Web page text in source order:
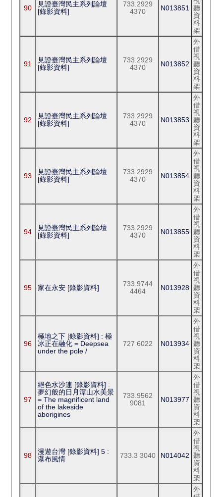
90
見證臺灣民主系列論壇
[錄影資料]
733.2929
4370
N013851
聽
資
料
架
91
見證臺灣民主系列論壇
[錄影資料]
733.2929
4370
N013852
外
借
視
聽
資
料
架
92
見證臺灣民主系列論壇
[錄影資料]
733.2929
4370
N013853
外
借
視
聽
資
料
架
93
見證臺灣民主系列論壇
[錄影資料]
733.2929
4370
N013854
外
借
視
聽
資
料
架
94
見證臺灣民主系列論壇
[錄影資料]
733.2929
4370
N013855
外
借
視
聽
資
料
架
95 家在永安 [錄影資料]
733.9744
4464
N013928
外
借
視
聽
資
料
架
96
極地之下 [錄影資料] : 極
冰正在融化 = Deepsea
under the pole /
727 6022 N013934
外
借
視
聽
資
料
架
97
絕色水沙連 [錄影資料] :
夢幻般的日月潭山水美景
= The magnificent land
of the lakeside
aborigines
733.9562
9081
N013977
外
借
視
聽
資
料
架
98
漫遊台灣 [錄影資料] 5 :
瀑布風情
733.3 3040 N014042
外
借
視
聽
資
料
架
外